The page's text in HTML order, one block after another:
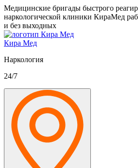
Медицинские бригады быстрого
наркологической клиники КираМед
и без выходных
Кира Мед
Наркология
24/7